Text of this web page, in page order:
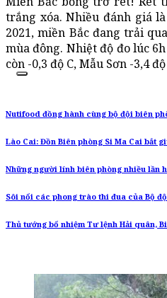
trắng xóa. Nhiều đánh giá
2021, miền Bắc đang trải
mùa đông. Nhiệt độ đo lúc
còn -0,3 độ C, Mẫu Sơn -3,4
Nutifood đồng hành cùng bộ đội biên
Lào Cai: Đồn Biên phòng Si Ma Cai bắt
Những người lính biên phòng nhiều lần
Sôi nổi các phong trào thi đua của Bộ
Thủ tướng bổ nhiệm Tư lệnh Hải quân,